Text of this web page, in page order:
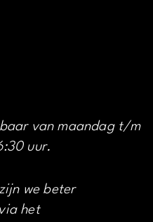
van maandag t/m
uur.
we beter
het